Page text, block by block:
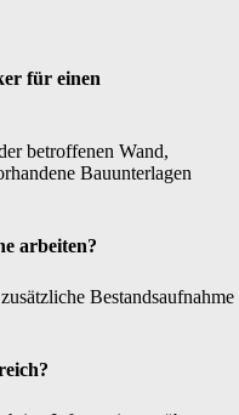
für einen
betroffenen Wand,
Bauunterlagen
arbeiten?
Bestandsaufnahme